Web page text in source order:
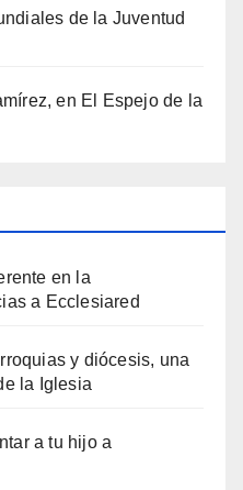
de la Juventud
en El Espejo de la
en la
a Ecclesiared
y diócesis, una
la Iglesia
a tu hijo a